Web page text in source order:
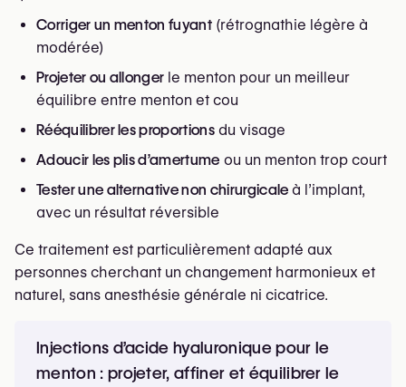
Corriger un menton fuyant (rétrognathie légère à
modérée)
Projeter ou allonger le menton pour un meilleur
équilibre entre menton et cou
Rééquilibrer les proportionsdu visage
Adoucir les plis d’amertume ou un menton trop court
Tester une alternative non chirurgicale à l’implant,
avec un résultat réversible
Ce traitement est particulièrement adapté aux
personnes cherchant un changement harmonieux et
naturel, sans anesthésie générale ni cicatrice.
Injections d’acide hyaluronique pour le
menton : projeter, affiner et équilibrer le